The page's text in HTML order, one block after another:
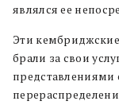
являлся ее
Эти
брали за свои
представлениями